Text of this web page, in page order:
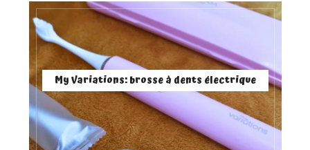
My Variations: brosse à dents électrique